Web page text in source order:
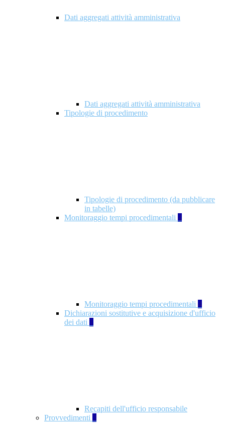
Dati aggregati attività amministrativa
Dati aggregati attività amministrativa
Tipologie di procedimento
Tipologie di procedimento (da pubblicare
in tabelle)
Monitoraggio tempi procedimentali 4
Monitoraggio tempi procedimentali 4
Dichiarazioni sostitutive e acquisizione d'ufficio
dei dati 1
Recapiti dell'ufficio responsabile
Provvedimenti 3